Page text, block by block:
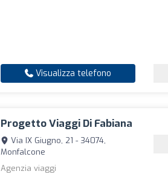
Visualizza telefono
Progetto Viaggi Di Fabiana
Via IX Giugno, 21 - 34074,
Monfalcone
Agenzia viaggi